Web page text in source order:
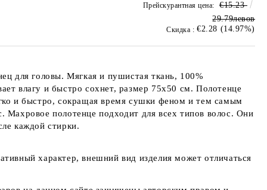
Прейскурантная цена:
€15.23
29.79левов
Скидка : €2.28 (14.97%)
для головы. Мягкая и пушистая ткань, 100%
влагу и быстро сохнет, размер 75x50 см. Полотенце
и быстро, сокращая время сушки феном и тем самым
Махровое полотенце подходит для всех типов волос. Они
каждой стирки.
характер, внешний вид изделия может отличаться